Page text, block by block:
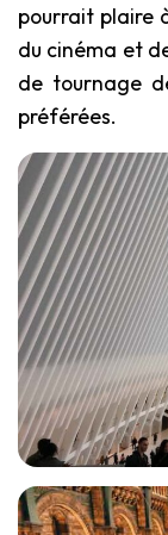
pourrait plaire
du cinéma et
de tournage
préférées.